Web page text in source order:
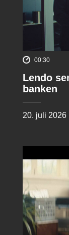
00:30
Lendo
banken
20. juli 2026